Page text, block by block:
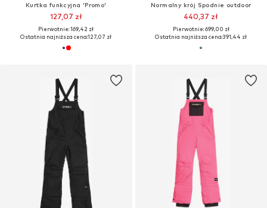
Kurtka funkcyjna 'Promo'
127,07 zł
Pierwotnie: 169,42 zł
Ostatnia najniższa cena:127,07 zł
Normalny krój Spodnie outdoor
440,37 zł
Pierwotnie: 699,00 zł
Ostatnia najniższa cena:391,44 zł